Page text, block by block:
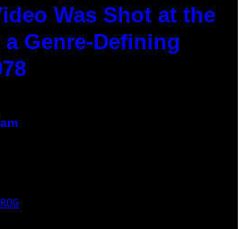
Was Shot at the
Genre-Defining